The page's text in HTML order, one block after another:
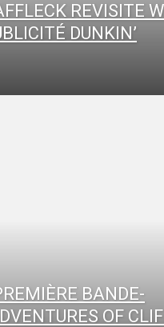
REVISITE
DUNKIN’
BANDE-
OF